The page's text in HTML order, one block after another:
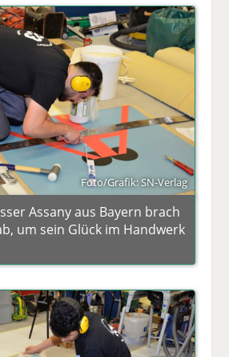
Foto/Grafik: SN-Verlag
Assany aus Bayern brach
um sein Glück im Handwerk